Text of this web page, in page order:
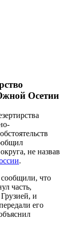
Осетии
не назвав
.
что
часть,
и
его